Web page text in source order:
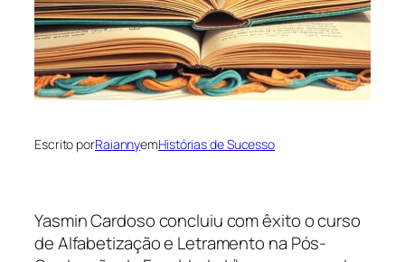
Escrito porRaiannyemHistórias de Sucesso
Yasmin Cardoso concluiu com êxito o curso
de Alfabetização e Letramento na Pós-